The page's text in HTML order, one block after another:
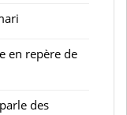
en repère de
des